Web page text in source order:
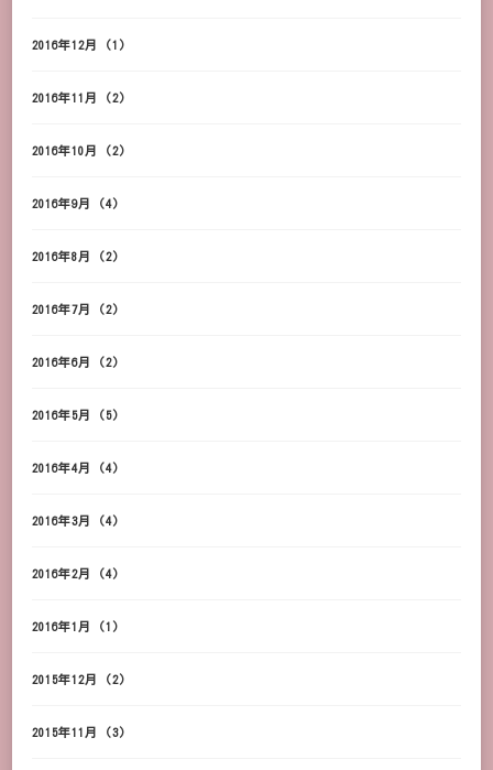
2016年12月 (1)
2016年11月 (2)
2016年10月 (2)
2016年9月 (4)
2016年8月 (2)
2016年7月 (2)
2016年6月 (2)
2016年5月 (5)
2016年4月 (4)
2016年3月 (4)
2016年2月 (4)
2016年1月 (1)
2015年12月 (2)
2015年11月 (3)